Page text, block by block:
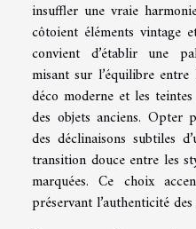
insuffler une vraie
côtoient éléments vintage
convient d’établir une
misant sur l’équilibre
déco moderne et les
des objets anciens. Opter
des déclinaisons subtiles
transition douce entre les
marquées. Ce choix
préservant l’authenticité